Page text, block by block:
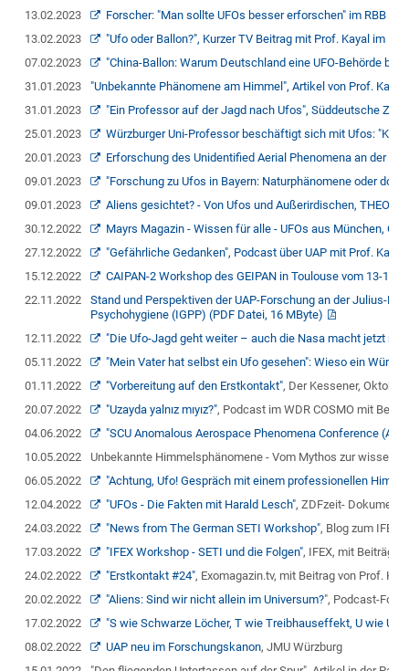
13.02.2023
Forscher: "Man sollte UFOs besser erforschen" im RBB
13.02.2023
"Ufo oder Ballon?", Kurzer TV Beitrag mit Prof. Kayal im
07.02.2023
"China-Ballon: Warum Deutschland eine UFO-Behörde
31.01.2023
"Unbekannte Phänomene am Himmel", Artikel von Prof.
31.01.2023
"Ein Professor auf der Jagd nach Ufos", Süddeutsche
25.01.2023
Würzburger Uni-Professor beschäftigt sich mit Ufos:
20.01.2023
Erforschung des Unidentified Aerial Phenomena an der
09.01.2023
"Forschung zu Ufos in Bayern: Naturphänomene oder
09.01.2023
Aliens gesichtet? - Von Ufos und Außerirdischen,
30.12.2022
Mayrs Magazin - Wissen für alle - UFOs aus München,
27.12.2022
"Gefährliche Gedanken", Podcast über UAP mit Prof. Kayal
15.12.2022
CAIPAN-2 Workshop des GEIPAN in Toulouse vom 13-14
22.11.2022
Stand und Perspektiven der UAP-Forschung an der Julius-
Psychohygiene (IGPP) (PDF Datei, 16 MByte)
12.11.2022
"Die Ufo-Jagd geht weiter – auch die Nasa macht jetzt mit"
05.11.2022
"Mein Vater hat selbst ein Ufo gesehen": Wieso ein
01.11.2022
"Vorbereitung auf den Erstkontakt", Der Kessener,
20.07.2022
"Uzayda yalnız mıyız?", Podcast im WDR COSMO mit
04.06.2022
"SCU Anomalous Aerospace Phenomena Conference
10.05.2022
Unbekannte Himmelsphänomene - Vom Mythos zur
06.05.2022
"Achtung, Ufo! Gespräch mit einem professionellen
12.04.2022
"UFOs - Die Fakten mit Harald Lesch", ZDFzeit-
24.03.2022
"News from The German SETI Workshop", Blog zum IFEX
17.03.2022
"IFEX Workshop - SETI und die Folgen", IFEX, mit
24.02.2022
"Erstkontakt #24", Exomagazin.tv, mit Beitrag von Prof.
20.02.2022
"Aliens: Sind wir nicht allein im Universum?", Podcast-
17.02.2022
"S wie Schwarze Löcher, T wie Treibhauseffekt, U wie UFO
08.02.2022
UAP neu im Forschungskanon, JMU Würzburg